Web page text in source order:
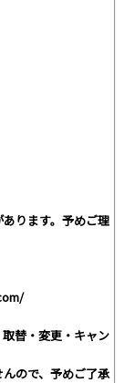
ります。予めご理
替・変更・キャン
ので、予めご了承